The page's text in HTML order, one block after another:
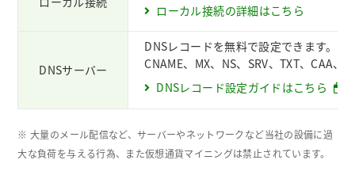
ローカル接続の詳細はこちら
DNSサーバー
DNSレコードを無料で設定できます。
CNAME、MX、NS、SRV、TXT、CAA、
DNSレコード設定ガイドはこちら
※ 大量のメール配信など、サーバーやネットワークなど当社の設備に過
大な負荷を与える行為、また仮想通貨マイニングは禁止されています。